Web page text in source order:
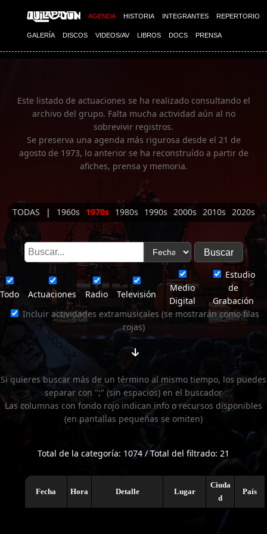
AGENDA HISTORIA INTEGRANTES REPERTORIO
GALERÍA DISCOS VIDEOS/AV LIBROS DOCS PRENSA
Imagen 01
Este listado de actuaciones se ha realizado consultando el
archivo del grupo. Falta mucha actividad aún al no
sobrevivir registros.
Se preserva una agenda más rigurosa desde el 21 de
agosto de 1973, lo anterior se ha reconstruído a partir de
afiches, prensa y memoria.
TODAS | 1960s 1970s 1980s 1990s 2000s 2010s 2020s
Todo Actuaciones Radio Televisión
Medio
Digital
Estudio
de
Grabación
Incluir actividades extramusicales (se mostrarán como filas
rojas)
Si quieres buscar más de un término al mismo tiempo, los puedes
separar con ";" (sin espacios) en el buscador
Las columnas con fondo rojo indican info o recursos disponibles
(en pantallas pequeñas se omiten)
Total de la categoría: 1074 / Total del filtrado: 21
Fecha Hora Detalle Lugar
Ciuda
d
País